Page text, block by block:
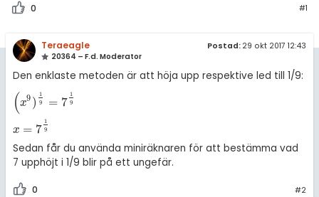
0 #1
Teraeagle
20364 – F.d. Moderator
Postad: 29 okt 2017 12:43
Den enklaste metoden är att höja upp respektive led till 1/9:
(x9 )
1
9
= 7
1
9
x = 7
1
9
( x9)1 9 =71 9x=
Sedan får du använda miniräknaren för att bestämma vad
7 upphöjt i 1/9 blir på ett ungefär.
0 #2
Logaritmer
Statistik
4
5
högskolan
(mattedelen)
språk
ämnen
diskussioner